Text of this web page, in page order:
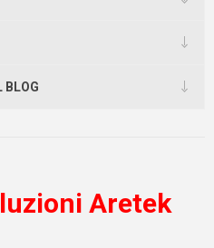
BLOG
Aretek